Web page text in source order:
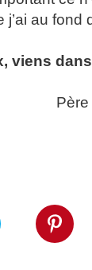
j’ai au
viens